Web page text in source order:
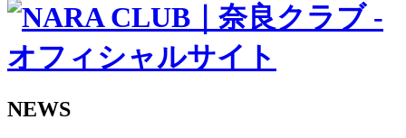
その他
2026/27トップチーム
2026/27トップチームスタッフ
NEWS